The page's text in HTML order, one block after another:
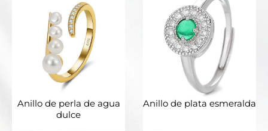
Anillo de perla de agua
dulce
Anillo de plata esmeralda